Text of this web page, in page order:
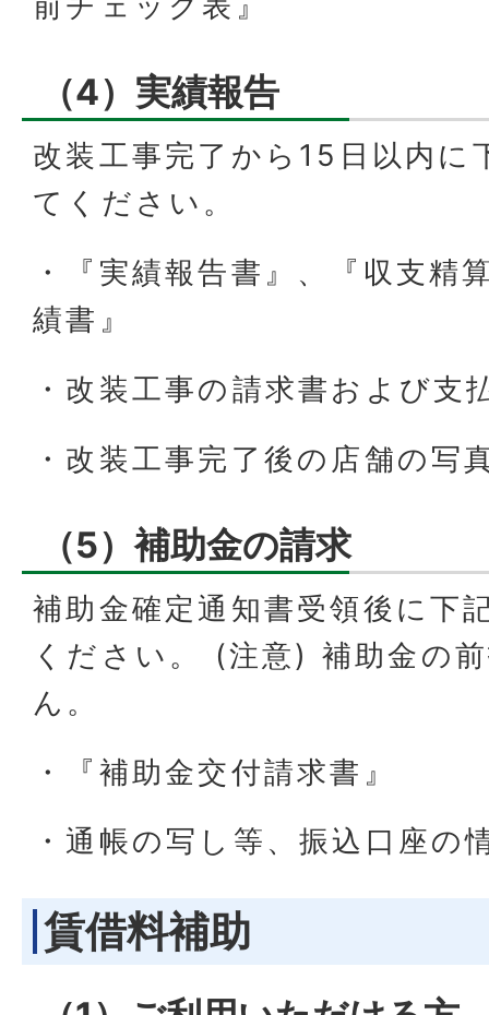
（4）実績報告
改装工事完了から15日以内に
てください。
・『実績報告書』、『収支精
績書』
・改装工事の請求書および支
・改装工事完了後の店舗の写
（5）補助金の請求
補助金確定通知書受領後に下
ください。 (注意) 補助金の
ん。
・『補助金交付請求書』
・通帳の写し等、振込口座の
賃借料補助